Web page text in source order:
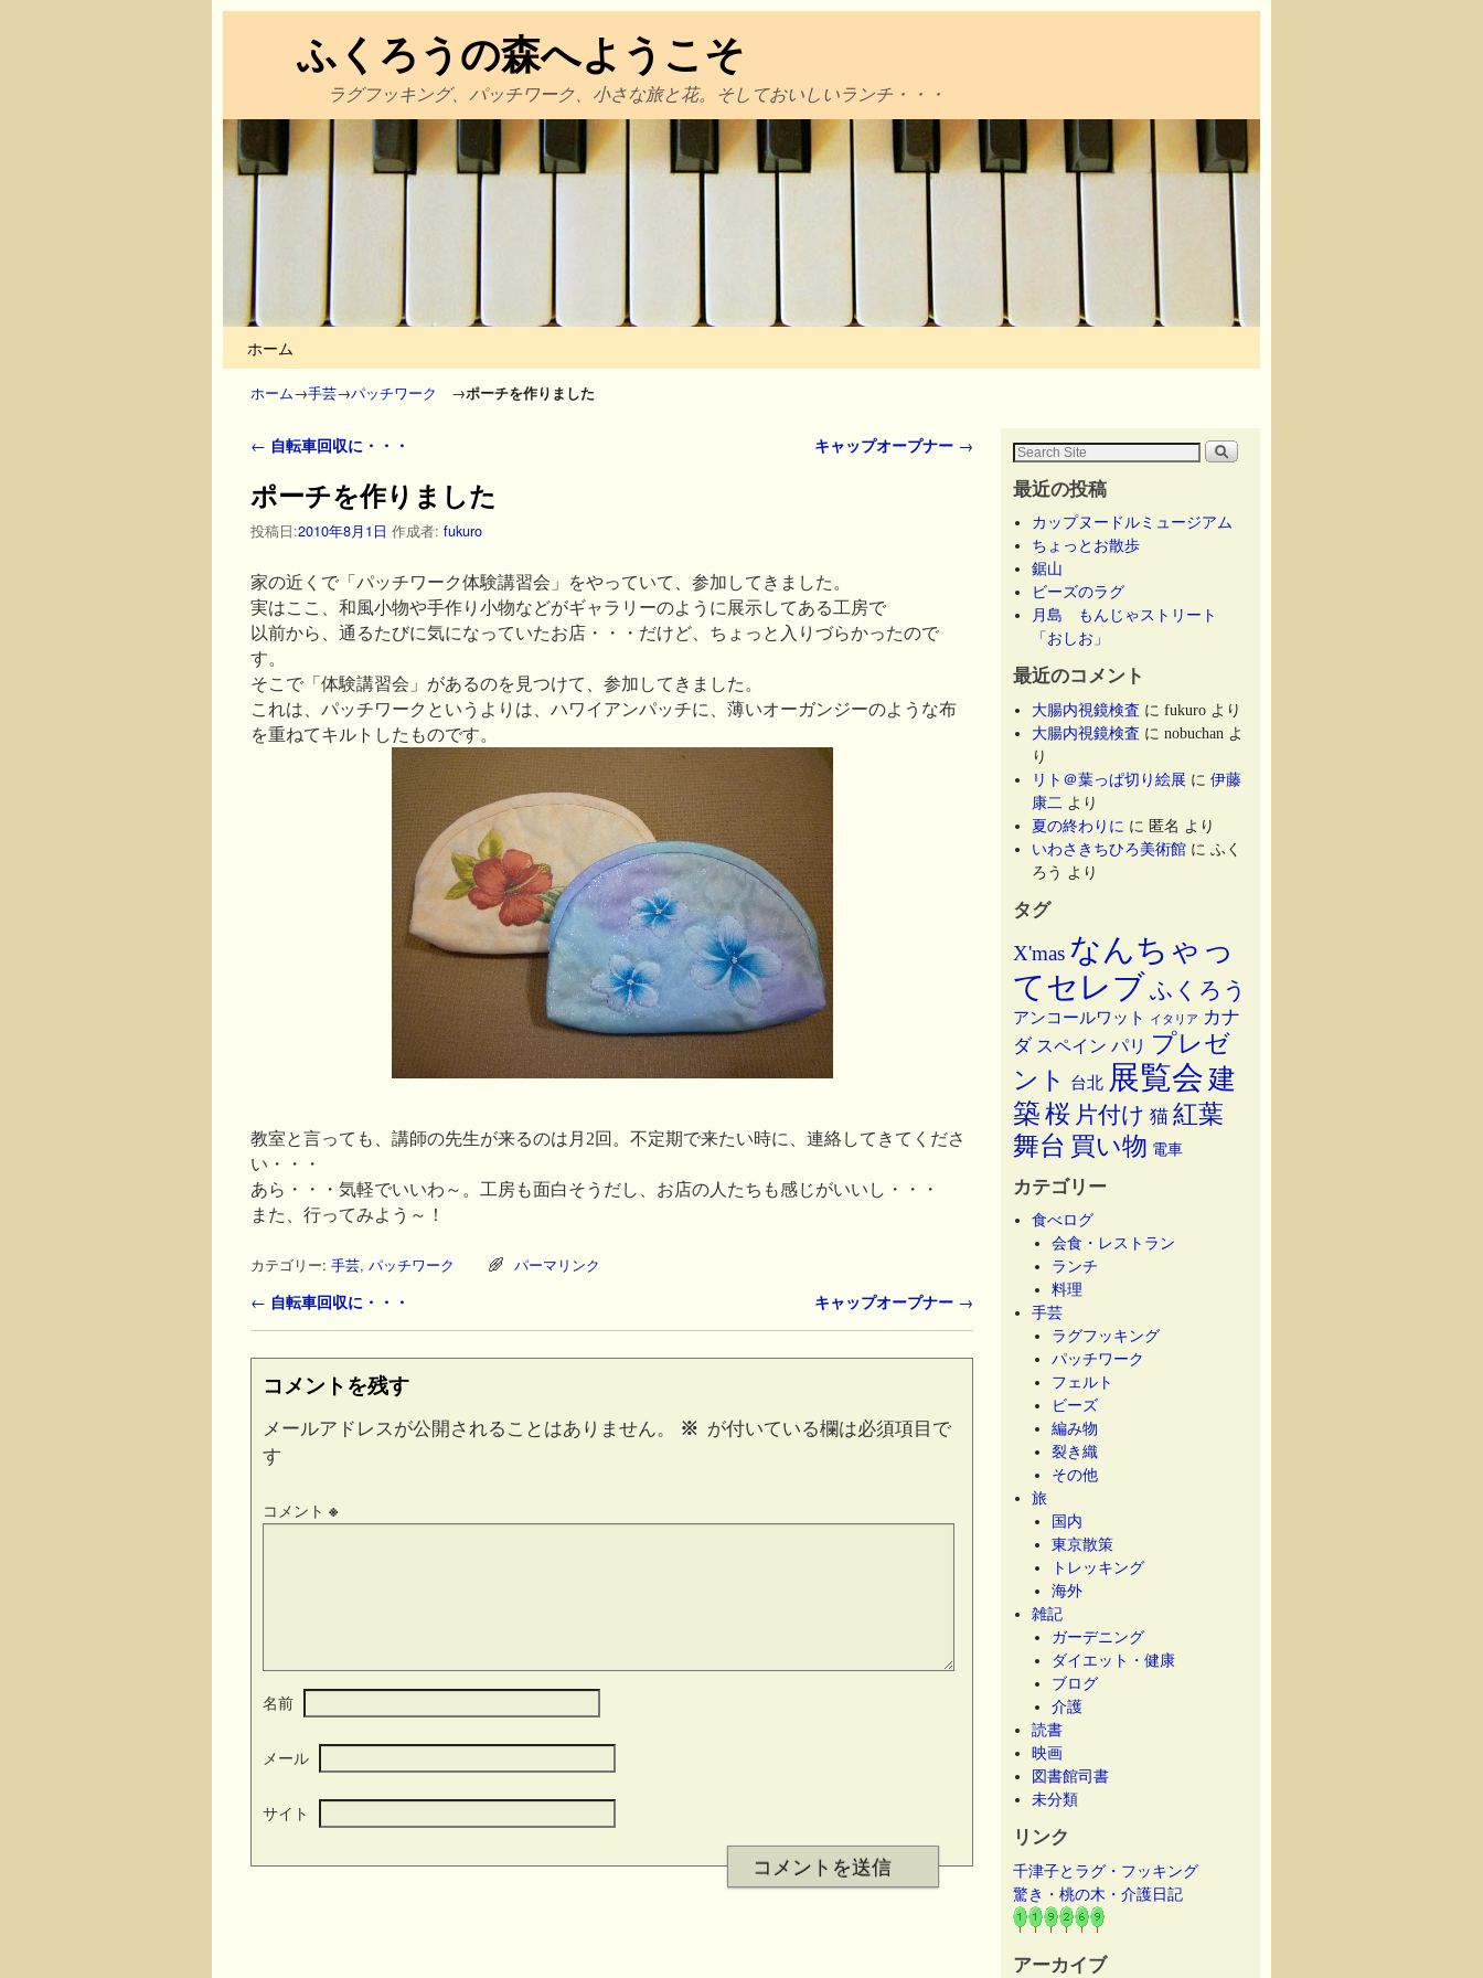
ふくろうの森へようこそ
ラグフッキング、パッチワーク、小さな旅と花。そしておいしいランチ・・・
ホーム
ホーム→手芸→パッチワーク →ポーチを作りました
投稿ナビゲーション
← 自転車回収に・・・ キャップオープナー →
ポーチを作りました
投稿日:2010年8月1日 作成者: fukuro
家の近くで「パッチワーク体験講習会」をやっていて、参加してきました。
実はここ、和風小物や手作り小物などがギャラリーのように展示してある工房で
以前から、通るたびに気になっていたお店・・・だけど、ちょっと入りづらかったので
す。
そこで「体験講習会」があるのを見つけて、参加してきました。
これは、パッチワークというよりは、ハワイアンパッチに、薄いオーガンジーのような布
を重ねてキルトしたものです。
教室と言っても、講師の先生が来るのは月2回。不定期で来たい時に、連絡してきてくださ
い・・・
あら・・・気軽でいいわ～。工房も面白そうだし、お店の人たちも感じがいいし・・・
また、行ってみよう～！
カテゴリー: 手芸, パッチワーク パーマリンク
投稿ナビゲーション
← 自転車回収に・・・ キャップオープナー →
コメントを残す
メールアドレスが公開されることはありません。 ※ が付いている欄は必須項目で
す
コメント ※
名前
メール
サイト
最近の投稿
カップヌードルミュージアム
ちょっとお散歩
鋸山
ビーズのラグ
月島 もんじゃストリート
「おしお」
最近のコメント
大腸内視鏡検査 にfukuro より
大腸内視鏡検査 にnobuchan よ
り
リト＠葉っぱ切り絵展 に伊藤
康二 より
夏の終わりに に匿名 より
いわさきちひろ美術館 にふく
ろう より
タグ
X'mas なんちゃっ
てセレブ ふくろう
アンコールワット イタリア
カナ
ダ スペイン パリ プレゼ
ント
台北 展覧会 建
築桜 片付け 猫 紅葉
舞台 買い物 電車
カテゴリー
食べログ
会食・レストラン
ランチ
料理
手芸
ラグフッキング
パッチワーク
フェルト
ビーズ
編み物
裂き織
その他
旅
国内
東京散策
トレッキング
海外
雑記
ガーデニング
ダイエット・健康
ブログ
介護
読書
映画
図書館司書
未分類
リンク
千津子とラグ・フッキング
驚き・桃の木・介護日記
アーカイブ